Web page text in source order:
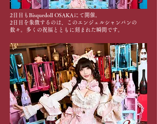
2日目もBisquedoll OSAKAにて開催。
2日目を象徴するのは、このエンジェルシャンパンの
数々。多くの祝福とともに刻まれた瞬間です。